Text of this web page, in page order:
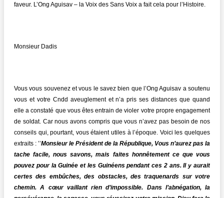
faveur. L’Ong Aguisav – la Voix des Sans Voix a fait cela pour l’Histoire.
Monsieur Dadis
Vous vous souvenez et vous le savez bien que l’Ong Aguisav a soutenu
vous et votre Cndd aveuglement et n’a pris ses distances que quand
elle a constaté que vous êtes entrain de violer votre propre engagement
de soldat. Car nous avons compris que vous n’avez pas besoin de nos
conseils qui, pourtant, vous étaient utiles à l’époque. Voici les quelques
extraits : ’’Monsieur le Président de la République, Vous n’aurez pas la
tache facile, nous savons, mais faites honnêtement ce que vous
pouvez pour la Guinée et les Guinéens pendant ces 2 ans. Il y aurait
certes des embûches, des obstacles, des traquenards sur votre
chemin. A cœur vaillant rien d’impossible. Dans l’abnégation, la